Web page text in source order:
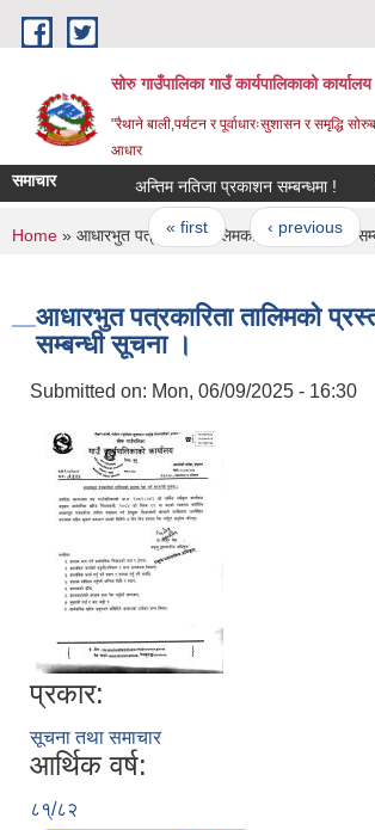
Skip to main content
सोरु गाउँपालिका गाउँ कार्यपालिकाको कार्यालय
"रैथाने बाली,पर्यटन र पूर्वाधारःसुशासन र समृद्धि
आधार
समाचार अन्तिम नतिजा प्रकाशन सम्बन्धमा !
Pages
« first ‹ previous
You are here
Home » आधारभुत पत्रकारिता तालिमको प्रस्ताव पेश गर्ने
आधारभुत पत्रकारिता तालिमको
सम्बन्धी सूचना ।
Submitted on: Mon, 06/09/2025 - 16:30
प्रकार:
सूचना तथा समाचार
आर्थिक वर्ष:
८१्/८२